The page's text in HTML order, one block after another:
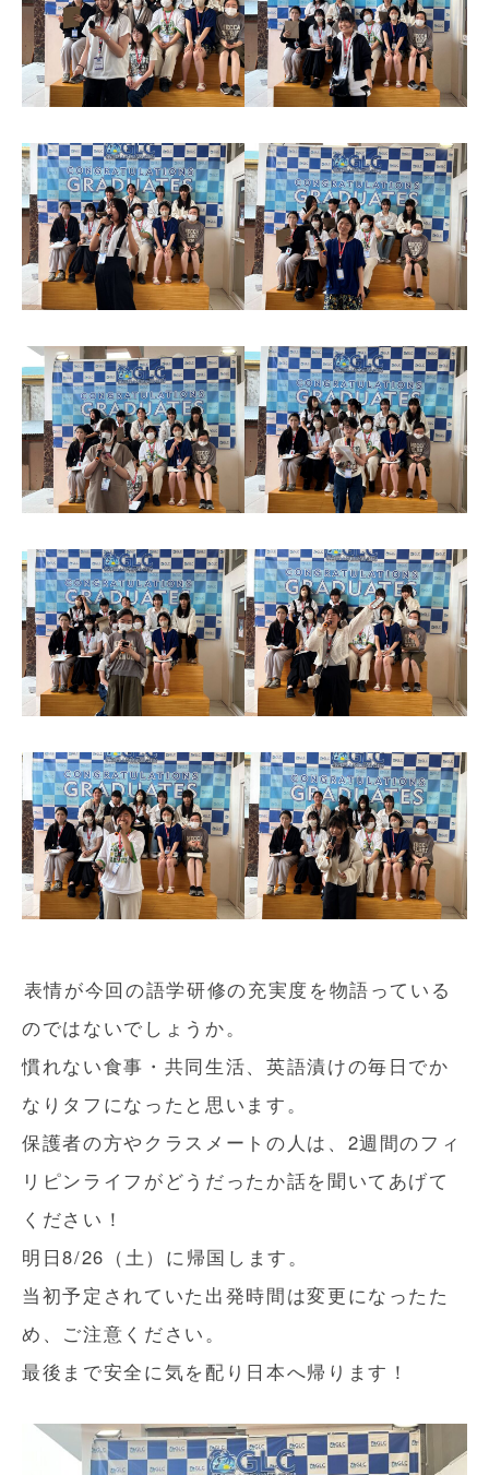
表情が今回の語学研修の充実度を物語っている
のではないでしょうか。
慣れない食事・共同生活、英語漬けの毎日でか
なりタフになったと思います。
保護者の方やクラスメートの人は、2週間のフィ
リピンライフがどうだったか話を聞いてあげて
ください！
明日8/26（土）に帰国します。
当初予定されていた出発時間は変更になったた
め、ご注意ください。
最後まで安全に気を配り日本へ帰ります！